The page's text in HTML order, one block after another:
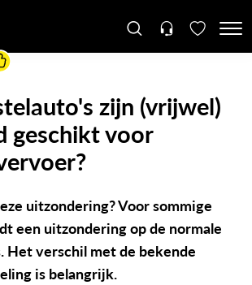
zijn (vrijwel)
geschikt voor
uitzondering? Voor sommige
een uitzondering op de normale
Het verschil met de bekende
is belangrijk.